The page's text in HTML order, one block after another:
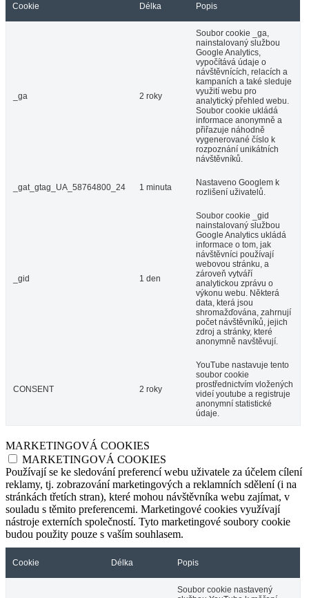
Cookie Délka Popis
_ga 2 roky
Soubor cookie _ga,
nainstalovaný službou
Google Analytics,
vypočítává údaje o
návštěvnících, relacích a
kampaních a také sleduje
využití webu pro
analytický přehled webu.
Soubor cookie ukládá
informace anonymně a
přiřazuje náhodně
vygenerované číslo k
rozpoznání unikátních
návštěvníků.
_gat_gtag_UA_58764800_24 1 minuta
Nastaveno Googlem k
rozlišení uživatelů.
_gid 1 den
Soubor cookie _gid
nainstalovaný službou
Google Analytics ukládá
informace o tom, jak
návštěvníci používají
webovou stránku, a
zároveň vytváří
analytickou zprávu o
výkonu webu. Některá
data, která jsou
shromažďována, zahrnují
počet návštěvníků, jejich
zdroj a stránky, které
anonymně navštěvují.
CONSENT 2 roky
YouTube nastavuje tento
soubor cookie
prostřednictvím vložených
videí youtube a registruje
anonymní statistické
údaje.
MARKETINGOVÁ COOKIES
MARKETINGOVÁ COOKIES
Používají se ke sledování preferencí webu uživatele za účelem cílení
reklamy, tj. zobrazování marketingových a reklamních sdělení (i na
stránkách třetích stran), které mohou návštěvníka webu zajímat, v
souladu s těmito preferencemi. Marketingové cookies využívají
nástroje externích společností. Tyto marketingové soubory cookie
budou použity pouze s vaším souhlasem.
Cookie Délka Popis
Soubor cookie nastavený